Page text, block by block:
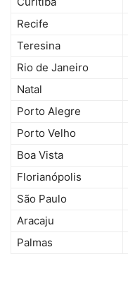
Recife
Teresina
Rio de Janeiro
Natal
Porto Alegre
Porto Velho
Boa Vista
Florianópolis
São Paulo
Aracaju
Palmas